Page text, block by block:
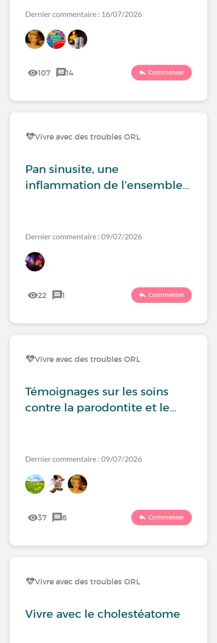
Dernier commentaire : 16/07/2026
107 14 Commenter
Vivre avec des troubles ORL
Pan sinusite, une
inflammation de l’ensemble…
Dernier commentaire : 09/07/2026
22 1 Commenter
Vivre avec des troubles ORL
Témoignages sur les soins
contre la parodontite et le…
Dernier commentaire : 09/07/2026
37 6 Commenter
Vivre avec des troubles ORL
Vivre avec le cholestéatome